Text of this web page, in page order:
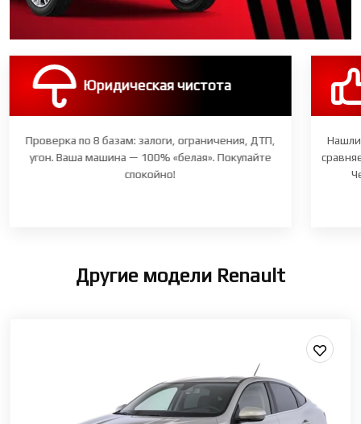
Юридическая чистота
Проверка по 8 базам: залоги, ограничения, ДТП,
угон. Ваша машина — 100% «белая». Покупайте
спокойно!
Другие модели Renault